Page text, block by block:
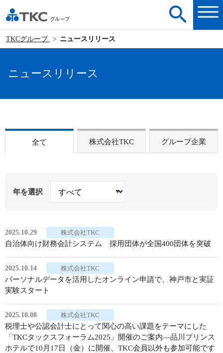
TKCグループ ニュースリリース
ニュースリリース
全て 株式会社TKC グループ企業
年を選択
2025.10.29 株式会社TKC
自治体向け財務会計システム 採用団体が全国400団体を突破
2025.10.14 株式会社TKC
パーソナルデータを活用したオンライン申請で、神戸市と実証
実験スタート
2025.10.08 株式会社TKC
税理士や公認会計士にとって関心の高い課題をテーマにした
「TKCタックスフォーラム2025」開催のご案内―品川プリンス
ホテルで10月17日（金）に開催、TKC会員以外も参加可能です